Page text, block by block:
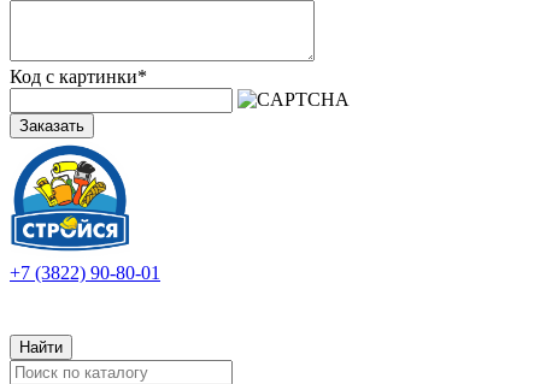
Код с картинки*
Заказать
+7 (3822) 90-80-01